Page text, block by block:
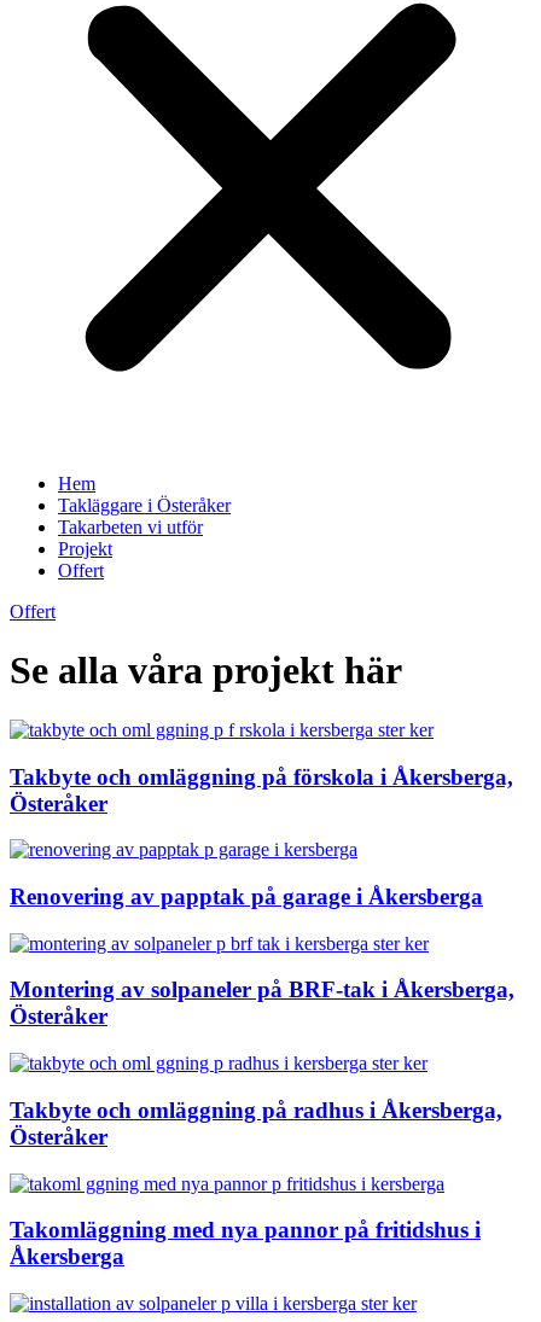
Hem
Takläggare i Österåker
Takarbeten vi utför
Projekt
Offert
Offert
Se alla våra projekt här
Takbyte och omläggning på förskola i Åkersberga,
Österåker
Renovering av papptak på garage i Åkersberga
Montering av solpaneler på BRF-tak i Åkersberga,
Österåker
Takbyte och omläggning på radhus i Åkersberga,
Österåker
Takomläggning med nya pannor på fritidshus i
Åkersberga